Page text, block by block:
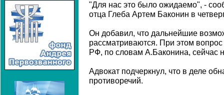
"Для нас это было ожидаемо", -
отца Глеба Артем Баконин в
Он добавил, что дальнейшие
рассматриваются. При этом
РФ, по словам А.Баконина, сейчас
Адвокат подчеркнул, что в деле
противоречий.